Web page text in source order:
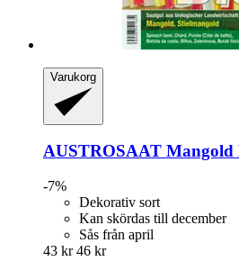
Varukorg
AUSTROSAAT Mangold
-7%
Dekorativ sort
Kan skördas till december
Sås från april
43 kr 46 kr